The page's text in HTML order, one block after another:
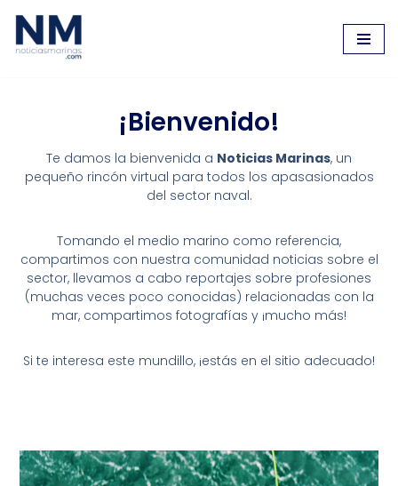
Saltar
¡Bienvenido!
Te damos la bienvenida a Noticias Marinas, un
pequeño rincón virtual para todos los apasasionados
del sector naval.
Tomando el medio marino como referencia,
compartimos con nuestra comunidad noticias sobre el
sector, llevamos a cabo reportajes sobre profesiones
(muchas veces poco conocidas) relacionadas con la
mar, compartimos fotografías y ¡mucho más!
Si te interesa este mundillo, ¡estás en el sitio adecuado!